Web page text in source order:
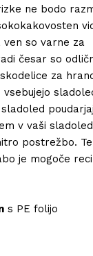
ne bodo
so varne za
česar so
za
v vaši
postrežbo. Te
je mogoče
s PE folijo